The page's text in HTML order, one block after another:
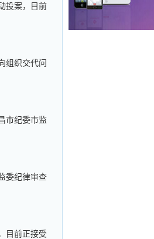
投案，目前
组织交代问
市纪委市监
委纪律审查
目前正接受